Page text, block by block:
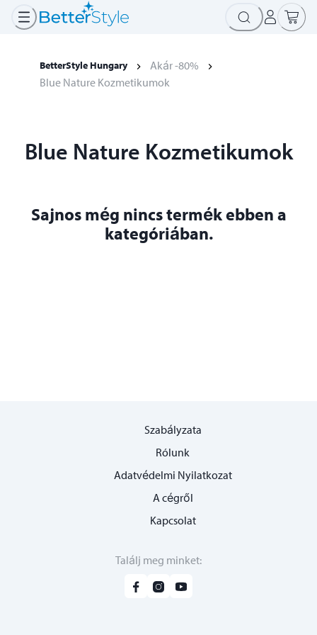
BetterStyle Hungary
Akár -80%
Blue Nature Kozmetikumok
Blue Nature Kozmetikumok
Sajnos még nincs termék ebben a
kategóriában.
Szabályzata
Rólunk
Adatvédelmi Nyilatkozat
A cégről
Kapcsolat
Találj meg minket: